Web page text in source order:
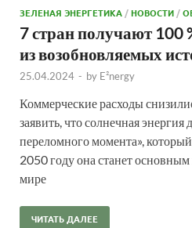
ЗЕЛЕНАЯ ЭНЕРГЕТИКА /НОВОСТИ /
7 стран получают 100
из возобновляемых
25.04.2024 - by E²nergy
Коммерческие расходы
заявить, что солнечная энергия
переломного момента»,
2050 году она станет
мире
ЧИТАТЬ ДАЛЕЕ